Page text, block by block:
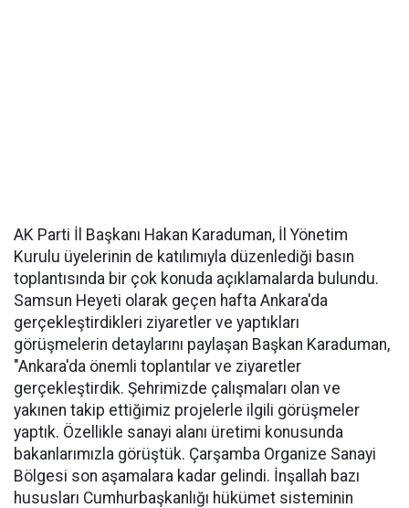
AK Parti İl Başkanı Hakan Karaduman, İl Yönetim
Kurulu üyelerinin de katılımıyla düzenlediği basın
toplantısında bir çok konuda açıklamalarda bulundu.
Samsun Heyeti olarak geçen hafta Ankara'da
gerçekleştirdikleri ziyaretler ve yaptıkları
görüşmelerin detaylarını paylaşan Başkan Karaduman,
"Ankara'da önemli toplantılar ve ziyaretler
gerçekleştirdik. Şehrimizde çalışmaları olan ve
yakınen takip ettiğimiz projelerle ilgili görüşmeler
yaptık. Özellikle sanayi alanı üretimi konusunda
bakanlarımızla görüştük. Çarşamba Organize Sanayi
Bölgesi son aşamalara kadar gelindi. İnşallah bazı
hususları Cumhurbaşkanlığı hükümet sisteminin